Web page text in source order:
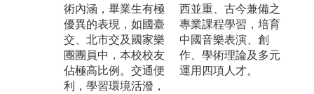
術內涵，畢業生有極
優異的表現，如國臺
交、北市交及國家樂
團團員中，本校校友
佔極高比例。交通便
利，學習環境活潑，
西並重、古今兼備之
專業課程學習，培育
中國音樂表演、創
作、學術理論及多元
運用四項人才。